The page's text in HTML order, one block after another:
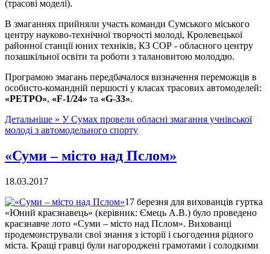
(трасові моделі).
В змаганнях прийняли участь команди Сумського міського
центру науково-технічної творчості молоді, Кролевецької
районної станції юних техніків, КЗ СОР - обласного центру
позашкільної освіти та роботи з талановитою молоддю.
Програмою змагань передбачалося визначення переможців в
особисто-командній першості у класах трасових автомоделей:
«РЕТРО», «F-1/24» та «G-33».
Детальніше » У Сумах провели обласні змагання учнівської
молоді з автомодельного спорту
«Суми – місто над Пслом»
18.03.2017
17 березня для вихованців гуртка
«Юний краєзнавець» (керівник: Ємець А.В.) було проведено
краєзнавче лото «Суми – місто над Пслом». Вихованці
продемонстрували свої знання з історії і сьогодення рідного
міста. Кращі гравці були нагороджені грамотами і солодкими